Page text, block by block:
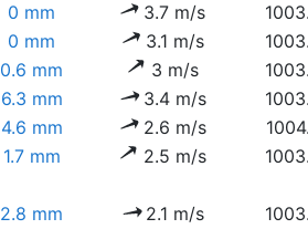
0 mm 3.7 m/s
0 mm 3.1 m/s
0.6 mm 3 m/s
6.3 mm 3.4 m/s
4.6 mm 2.6 m/s
1.7 mm 2.5 m/s
2.8 mm 2.1 m/s